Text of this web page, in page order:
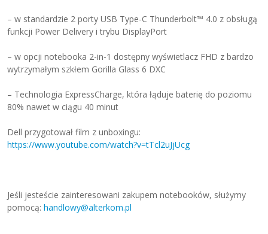
– w standardzie 2 porty USB Type-C Thunderbolt™ 4.0 z obsługą
funkcji Power Delivery i trybu DisplayPort
– w opcji notebooka 2-in-1 dostępny wyświetlacz FHD z bardzo
wytrzymałym szkłem Gorilla Glass 6 DXC
– Technologia ExpressCharge, która łąduje baterię do poziomu
80% nawet w ciągu 40 minut
Dell przygotował film z unboxingu:
https://www.youtube.com/watch?v=tTcl2uJjUcg
Jeśli jesteście zainteresowani zakupem notebooków, służymy
pomocą:handlowy@alterkom.pl